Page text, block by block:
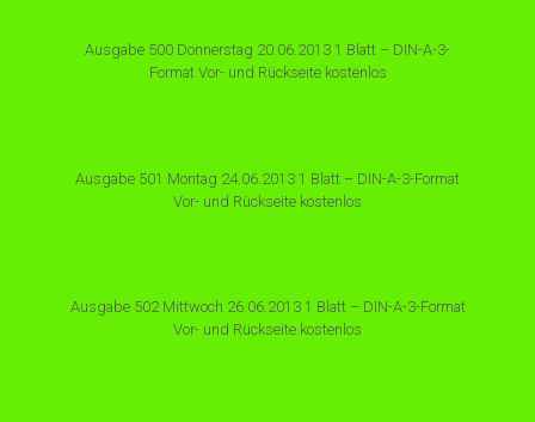
Ausgabe 500 Donnerstag 20.06.2013 1 Blatt – DIN-A-3-
Format Vor- und Rückseite kostenlos
Ausgabe 501 Montag 24.06.2013 1 Blatt – DIN-A-3-Format
Vor- und Rückseite kostenlos
Ausgabe 502 Mittwoch 26.06.2013 1 Blatt – DIN-A-3-Format
Vor- und Rückseite kostenlos